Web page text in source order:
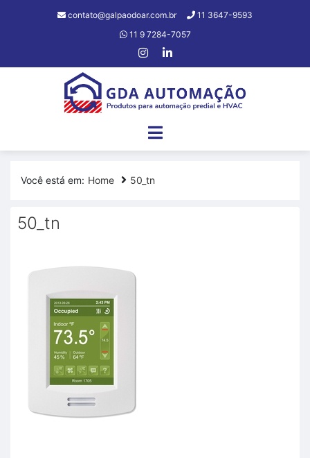
contato@galpaodoar.com.br
11 3647-9593
11 9 7284-7057
Você está em: Home 50_tn
50_tn